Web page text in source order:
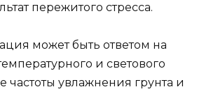
пережитого стресса.
может быть ответом на
и светового
частоты увлажнения грунта и